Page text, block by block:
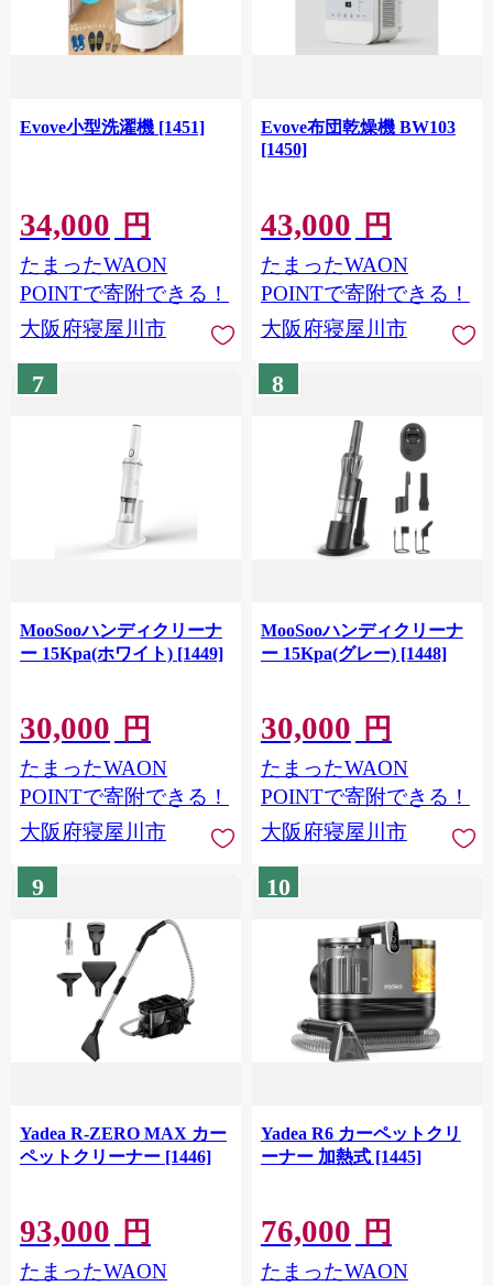
Evove小型洗濯機 [1451]
34,000 円
たまったWAON
POINTで寄附できる！
大阪府寝屋川市
Evove布団乾燥機 BW103
[1450]
43,000 円
たまったWAON
POINTで寄附できる！
大阪府寝屋川市
7
MooSooハンディクリーナ
ー 15Kpa(ホワイト) [1449]
30,000 円
たまったWAON
POINTで寄附できる！
大阪府寝屋川市
8
MooSooハンディクリーナ
ー 15Kpa(グレー) [1448]
30,000 円
たまったWAON
POINTで寄附できる！
大阪府寝屋川市
9
Yadea R-ZERO MAX カー
ペットクリーナー [1446]
93,000 円
たまったWAON
10
Yadea R6 カーペットクリ
ーナー 加熱式 [1445]
76,000 円
たまったWAON